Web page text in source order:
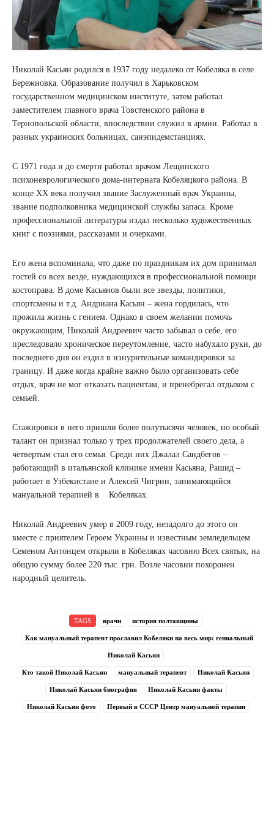
Николай Касьян родился в 1937 году недалеко от Кобеляка в селе
Бережновка. Образование получил в Харьковском
государственном медицинском институте, затем работал
заместителем главного врача Товстенского района в
Тернопольской области, впоследствии служил в армии. Работал в
разных украинских больницах, санэпидемстанциях.
С 1971 года и до смерти работал врачом Лещинского
психоневрологического дома-интерната Кобеляцкого района. В
конце ХХ века получил звание Заслуженный врач Украины,
звание подполковника медицинской службы запаса. Кроме
профессиональной литературы издал несколько художественных
книг с поэзиями, рассказами и очерками.
Его жена вспоминала, что даже по праздникам их дом принимал
гостей со всех везде, нуждающихся в профессиональной помощи
костоправа. В доме Касьянов были все звезды, политики,
спортсмены и т.д. Андриана Касьян – жена гордилась, что
прожила жизнь с гением. Однако в своем желании помочь
окружающим, Николай Андреевич часто забывал о себе, его
преследовало хроническое переутомление, часто набухало руки, до
последнего дня он ездил в изнурительные командировки за
границу. И даже когда крайне важно было организовать себе
отдых, врач не мог отказать пациентам, и пренебрегал отдыхом с
семьей.
Стажировки в него пришли более полутысячи человек, но особый
талант он признал только у трех продолжателей своего дела, а
четвертым стал его семья. Среди них Джалал Саидбегов –
работающий в итальянской клинике имени Касьяна, Рашид –
работает в Узбекистане и Алексей Чигрин, занимающийся
мануальной терапией в Кобеляках.
Николай Андреевич умер в 2009 году, незадолго до этого он
вместе с приятелем Героем Украины и известным земледельцем
Семеном Антонцем открыли в Кобеляках часовню Всех святых, на
общую сумму более 220 тыс. грн. Возле часовни похоронен
народный целитель.
TAGS врачи история полтавщины
Как мануальный терапевт прославил Кобеляки на весь мир: гениальный
Николай Касьян
Кто такой Николай Касьян мануальный терапевт Николай Касьян
Николай Касьян биография Николай Касьян факты
Николай Касьян фото Первый в СССР Центр мануальной терапии